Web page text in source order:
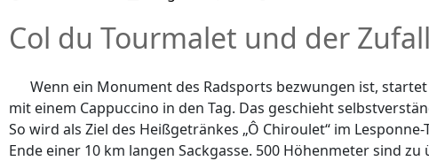
Col du Tourmalet und der Zufall
Wenn ein Monument des Radsports bezwungen ist,
mit einem Cappuccino in den Tag. Das geschieht
So wird als Ziel des Heißgetränkes „Ô Chiroulet“ im
Ende einer 10 km langen Sackgasse. 500 Höhenmeter sind zu